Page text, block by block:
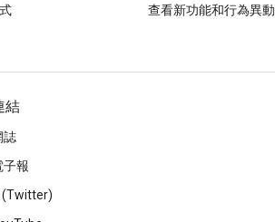
查看新功能和行為異動
結
誌
子報
(Twitter)